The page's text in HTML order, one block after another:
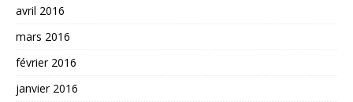
avril 2016
mars 2016
février 2016
janvier 2016